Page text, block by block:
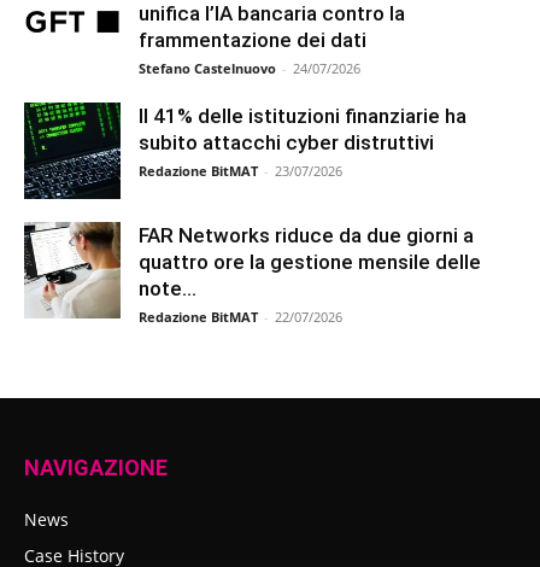
unifica l’IA bancaria contro la
frammentazione dei dati
Stefano Castelnuovo - 24/07/2026
Il 41% delle istituzioni finanziarie ha
subito attacchi cyber distruttivi
Redazione BitMAT - 23/07/2026
FAR Networks riduce da due giorni a
quattro ore la gestione mensile delle
note...
Redazione BitMAT - 22/07/2026
NAVIGAZIONE
News
Case History